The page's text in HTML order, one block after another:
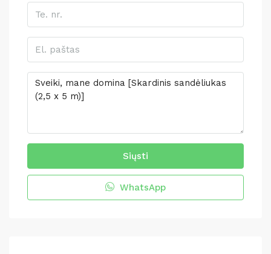
Siųsti
WhatsApp